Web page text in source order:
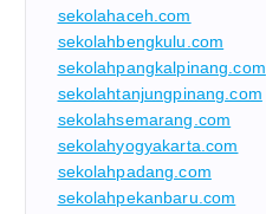
sekolahaceh.com
sekolahbengkulu.com
sekolahpangkalpinang.com
sekolahtanjungpinang.com
sekolahsemarang.com
sekolahyogyakarta.com
sekolahpadang.com
sekolahpekanbaru.com